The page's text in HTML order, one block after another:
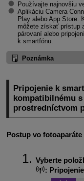
Používajte najnovšiu
Aplikáciu Camera
Play alebo App Store.
môžete získať prístup
párovaní alebo
k smartfónu.
Poznámka
Pripojenie k
kompatibilnému
prostredníctvom
Postup vo fotoaparáte
Vyberte
: